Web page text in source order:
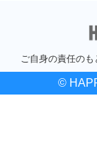
ご自身の責任のも
©